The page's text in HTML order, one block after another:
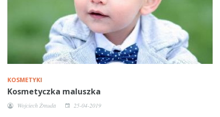
KOSMETYKI
Kosmetyczka maluszka
Wojciech Żmuda 25-04-2019